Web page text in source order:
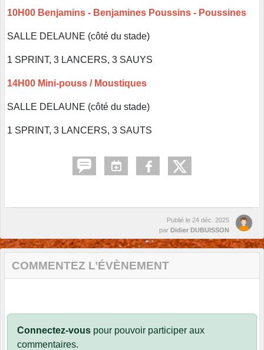
10H00 Benjamins - Benjamines Poussins - Poussines
SALLE DELAUNE (côté du stade)
1 SPRINT, 3 LANCERS, 3 SAUYS
14H00 Mini-pouss / Moustiques
SALLE DELAUNE (côté du stade)
1 SPRINT, 3 LANCERS, 3 SAUTS
Publié le 24 déc. 2025
par Didier DUBUISSON
COMMENTEZ L’ÉVÈNEMENT
Connectez-vous pour pouvoir participer aux
commentaires.